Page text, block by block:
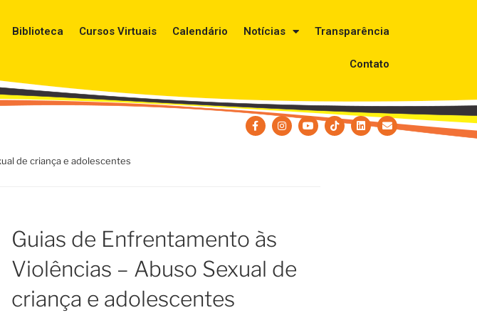
Biblioteca Cursos Virtuais Calendário Notícias Transparência
Contato
de criança e adolescentes
Guias de Enfrentamento às
Violências – Abuso Sexual de
criança e adolescentes